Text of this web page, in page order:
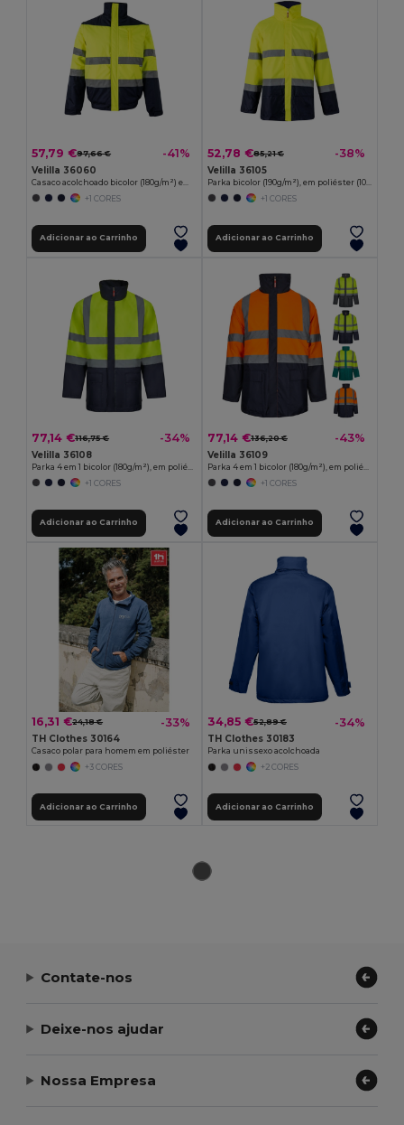
57,79 €97,66 € -41%
Velilla 36060
+1 CORES
Adicionar ao Carrinho
52,78 €85,21 € -38%
Velilla 36105
+1 CORES
Adicionar ao Carrinho
77,14 €116,75 € -34%
Velilla 36108
+1 CORES
Adicionar ao Carrinho
77,14 €136,20 € -43%
Velilla 36109
+1 CORES
Adicionar ao Carrinho
16,31 €24,18 € -33%
TH Clothes 30164
Casaco polar para homem em poliéster
+3 CORES
Adicionar ao Carrinho
34,85 €52,89 € -34%
TH Clothes 30183
Parka unissexo acolchoada
+2 CORES
Adicionar ao Carrinho
Contate-nos
Deixe-nos ajudar
Nossa Empresa